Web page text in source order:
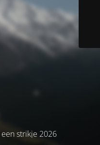
strikje 2026